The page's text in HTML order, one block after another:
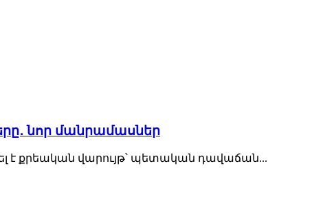
նոր մանրամասներ
է քրեական վարույթ՝ պետական դավաճան...